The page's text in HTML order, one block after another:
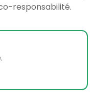
responsabilité.